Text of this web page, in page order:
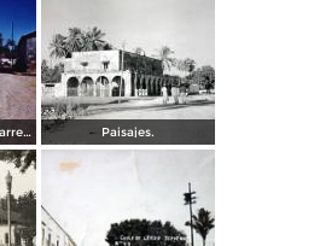
Tipos Mexicanos un carretero de San Blas, Nayarit. Paisajes.